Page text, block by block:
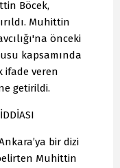
Böcek,
Muhittin
önceki
kapsamında
ifade veren
getirildi.
bir dizi
Muhittin